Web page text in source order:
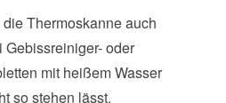
Thermoskanne auch
Gebissreiniger- oder
mit heißem Wasser
so stehen lässt.